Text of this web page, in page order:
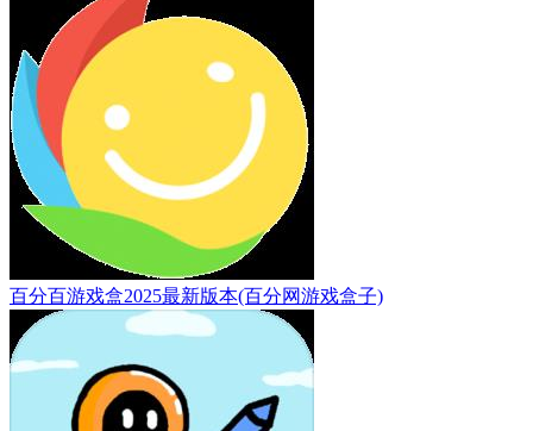
百分百游戏盒2025最新版本(百分网游戏盒子)